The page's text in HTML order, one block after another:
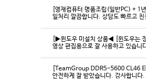
[영재컴퓨터 명품조립(일반PC) +
일처리 깔끔합니다. 상담도 빠르고
[▶윈도우 미설치 상품◀ [윈도우는
영상 편집용으로 잘 사용하고 있습니
[TeamGroup DDR5-5600 CL46
안전하게 잘 받았습니다. 감사합니다.